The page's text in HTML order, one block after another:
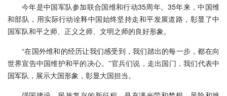
今年是中国军队参加联合国维和行动35周年。35年来，中国维
和部队，用实际行动诠释中国始终坚持走和平发展道路，彰显了中
国军队和平之师、正义之师、文明之师的良好形象。
“在国外维和的经历让我们感受到，我们踏出的每一步，都在向
世界宣告中国维护和平的决心。”官兵们说，走出国门，我们代表中
国军队，展示大国形象，彰显大国担当。